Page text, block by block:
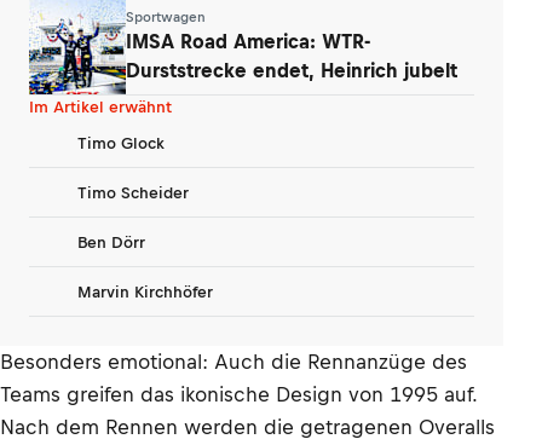
Sportwagen
IMSA Road America: WTR-
Durststrecke endet, Heinrich jubelt
Im Artikel erwähnt
Timo Glock
Timo Scheider
Ben Dörr
Marvin Kirchhöfer
Besonders emotional: Auch die Rennanzüge des
Teams greifen das ikonische Design von 1995 auf.
Nach dem Rennen werden die getragenen Overalls